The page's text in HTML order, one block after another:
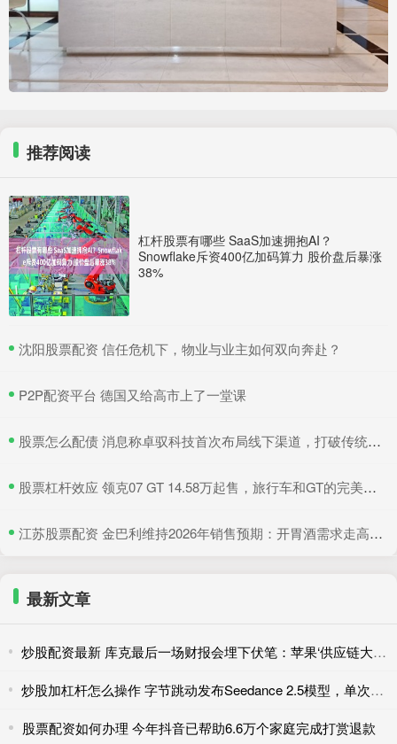
推荐阅读
杠杆股票有哪些 SaaS加速拥抱AI？
Snowflake斥资400亿加码算力 股价盘后暴涨
38%
​沈阳股票配资 信任危机下，物业与业主如何双向奔赴？
​P2P配资平台 德国又给高市上了一堂课
​股票怎么配债 消息称卓驭科技首次布局线下渠道，打破传统供应商隐居幕后模式
​股票杠杆效应 领克07 GT 14.58万起售，旅行车和GT的完美结合
​江苏股票配资 金巴利维持2026年销售预期：开胃酒需求走高，抵消美国波本威士忌销量下滑
最新文章
炒股配资最新 库克最后一场财报会埋下伏笔：苹果‘供应链大师’称号正遭遇历史性考验
炒股加杠杆怎么操作 字节跳动发布Seedance 2.5模型，单次生成视频时长达30秒
股票配资如何办理 今年抖音已帮助6.6万个家庭完成打赏退款